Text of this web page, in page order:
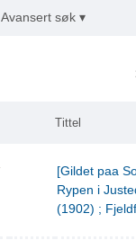
Avansert søk ▾
Tittel
[Gildet paa
Rypen i
(1902) ;